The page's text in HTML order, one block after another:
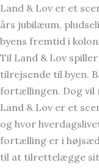
Skip
to
content
Land & Lov er et
års jubilæum,
byens fremtid i
Til Land & Lov
tilrejsende til byen.
fortællingen. Dog vil
Land & Lov er et
og hvor
fortælling er i
til at tilrettelægge sit